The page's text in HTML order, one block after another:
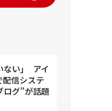
ない」 アイ
配信システ
グ”が話題